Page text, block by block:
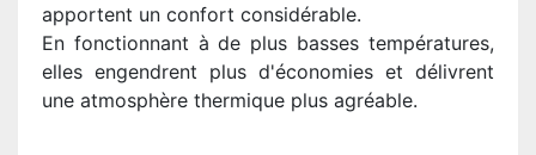
apportent un confort considérable.
En fonctionnant à de plus basses températures,
elles engendrent plus d'économies et délivrent
une atmosphère thermique plus agréable.